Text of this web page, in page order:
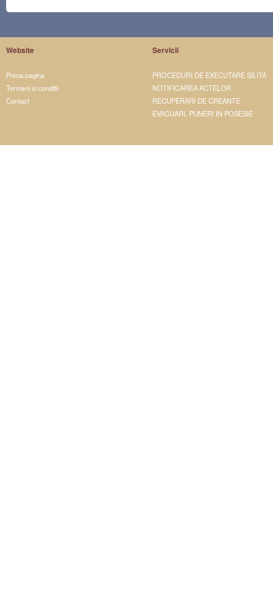
Website
Prima pagina
Termeni si conditii
Contact
Servicii
PROCEDURI DE EXECUTARE SILITA
NOTIFICAREA ACTELOR
RECUPERARI DE CREANTE
EVACUARI, PUNERI IN POSESIE